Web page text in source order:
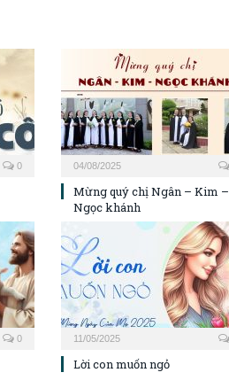
0 04/08/2025
Mừng quý chị Ngân – Kim –
Ngọc khánh
0 11/05/2025
Lời con muốn ngỏ